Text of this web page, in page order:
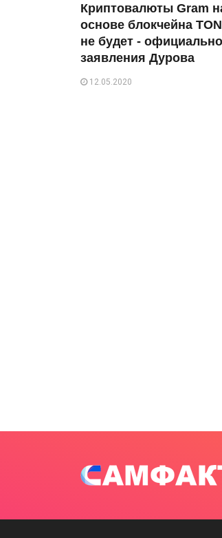
Криптовалюты Gram
основе блокчейна TON
не будет -
заявления Дурова
12.05.2020